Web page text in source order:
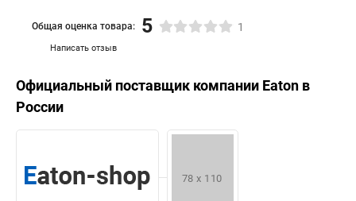
Написать отзыв
Общая оценка товара: 5 1
Официальный поставщик компании Eaton в
России